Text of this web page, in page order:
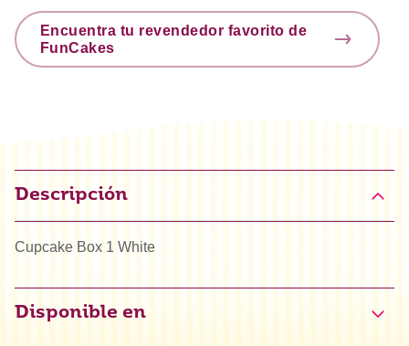
Encuentra tu revendedor favorito de
FunCakes
Descripción
Cupcake Box 1 White
Disponible en